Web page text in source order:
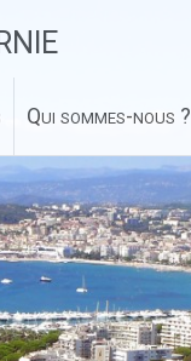
Qui sommes-nous ?